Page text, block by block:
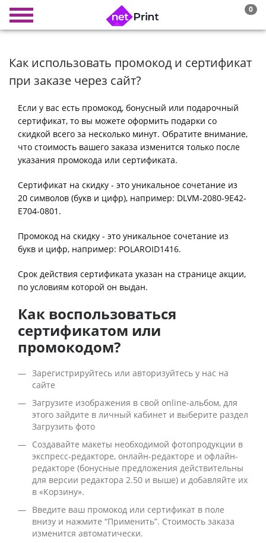
0
Как использовать промокод и сертификат
при заказе через сайт?
Если у вас есть промокод, бонусный или подарочный
сертификат, то вы можете оформить подарки со
скидкой всего за несколько минут. Обратите внимание,
что стоимость вашего заказа изменится только после
указания промокода или сертификата.
Сертификат на скидку - это уникальное сочетание из
20 символов (букв и цифр), например: DLVМ-2080-9E42-
E704-0801.
Промокод на скидку - это уникальное сочетание из
букв и цифр, например: POLAROID1416.
Срок действия сертификата указан на странице акции,
по условиям которой он выдан.
Как воспользоваться
сертификатом или
промокодом?
Зарегистрируйтесь или авторизуйтесь у нас на
сайте
Загрузите изображения в свой online-альбом, для
этого зайдите в личный кабинет и выберите раздел
Загрузить фото
Cоздавайте макеты необходимой фотопродукции в
экспресс-редакторе, онлайн-редакторе и офлайн-
редакторе (бонусные предложения действительны
для версии редактора 2.50 и выше) и добавляйте их
в «Корзину».
Введите ваш промокод или сертификат в поле
внизу и нажмите “Применить”. Стоимость заказа
изменится автоматически.